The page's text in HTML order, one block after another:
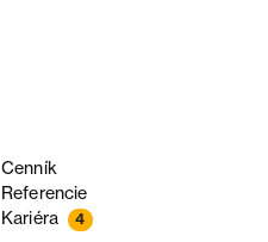
Cenník
Referencie
Kariéra 4